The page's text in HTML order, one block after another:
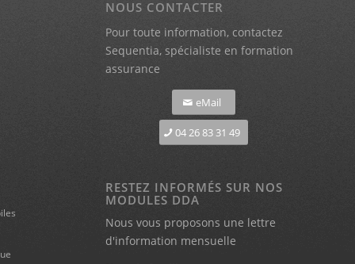
NOUS CONTACTER
Pour toute information, contactez
Sequentia, spécialiste en formation
assurance
eMail
04 26 83 31 49
RESTEZ INFORMÉS SUR NOS
MODULES DDA
Nous vous proposons une lettre
d'information mensuelle